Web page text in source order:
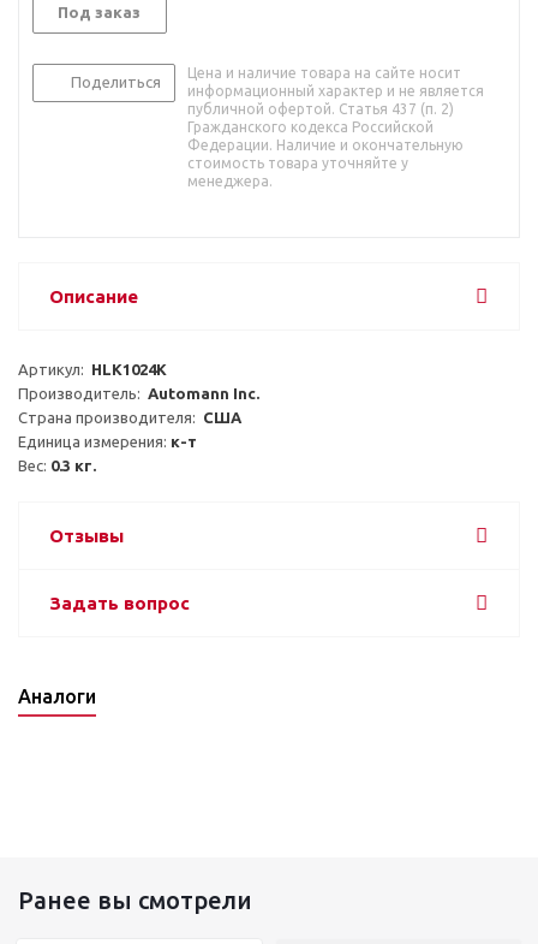
Под заказ
Поделиться
Цена и наличие товара на сайте носит
информационный характер и не является
публичной офертой. Статья 437 (п. 2)
Гражданского кодекса Российской
Федерации. Наличие и окончательную
стоимость товара уточняйте у
менеджера.
Описание
Артикул: HLK1024K
Производитель: Automann Inc.
Страна производителя: США
Единица измерения: к-т
Вес: 0.3 кг.
Отзывы
Задать вопрос
Аналоги
Ранее вы смотрели